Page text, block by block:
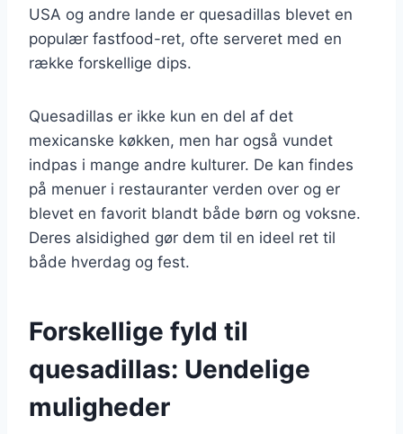
USA og andre lande er quesadillas blevet en
populær fastfood-ret, ofte serveret med en
række forskellige dips.
Quesadillas er ikke kun en del af det
mexicanske køkken, men har også vundet
indpas i mange andre kulturer. De kan findes
på menuer i restauranter verden over og er
blevet en favorit blandt både børn og voksne.
Deres alsidighed gør dem til en ideel ret til
både hverdag og fest.
Forskellige fyld til
quesadillas: Uendelige
muligheder